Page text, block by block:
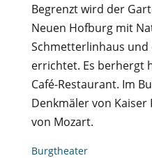
Begrenzt wird der
Neuen Hofburg mit
Schmetterlinhaus und
errichtet. Es berhergt
Café-Restaurant. Im
Denkmäler von Kaiser
von Mozart.
Burgtheater